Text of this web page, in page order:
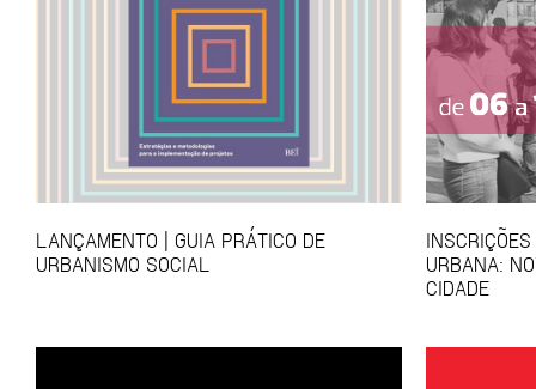
LANÇAMENTO | GUIA PRÁTICO DE
URBANISMO SOCIAL
URBANA:
CIDADE